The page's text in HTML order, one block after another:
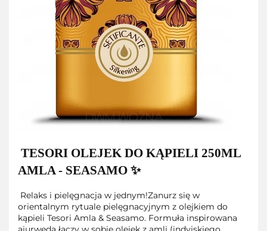
TESORI OLEJEK DO KĄPIELI 250ML
AMLA - SEASAMO ✨
Relaks i pielęgnacja w jednym!Zanurz się w
orientalnym rytuale pielęgnacyjnym z olejkiem do
kąpieli Tesori Amla & Seasamo. Formuła inspirowana